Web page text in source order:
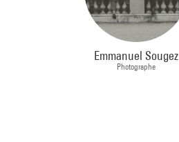
Emmanuel Sougez
Photographe